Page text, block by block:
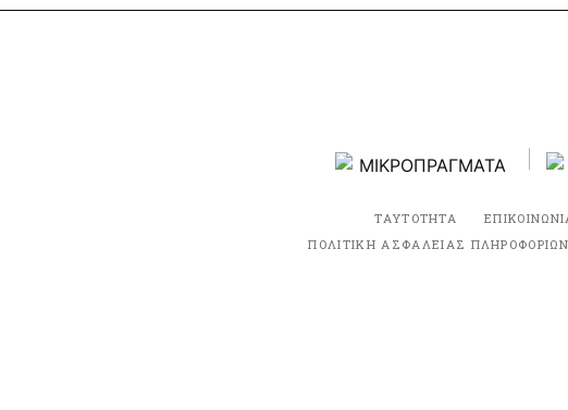
ΤΑΥΤΟΤΗΤΑ
ΠΟΛΙΤΙΚΗ ΑΣΦΑΛΕΙΑΣ